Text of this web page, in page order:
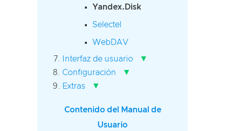
Yandex.Disk
Selectel
WebDAV
Interfaz de usuario ▾
Configuración ▾
Extras ▾
Contenido del Manual de
Usuario